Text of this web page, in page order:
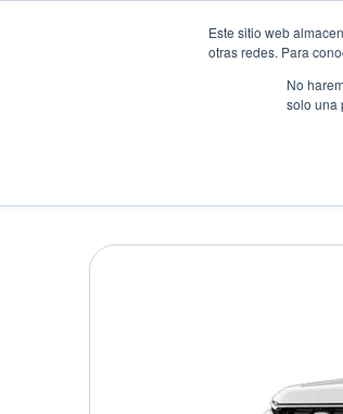
Este sitio web
otras redes. Para
No
solo una